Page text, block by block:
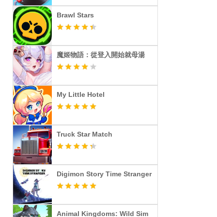
Brawl Stars
魔姬物語：從登入開始就母湯
My Little Hotel
Truck Star Match
Digimon Story Time Stranger
Animal Kingdoms: Wild Sim